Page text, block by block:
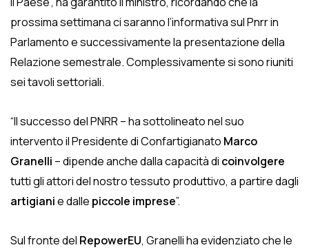
prossima settimana ci saranno l’informativa sul Pnrr in
Parlamento e successivamente la presentazione della
Relazione semestrale. Complessivamente si sono riuniti
sei tavoli settoriali.
“Il successo del PNRR – ha sottolineato nel suo
intervento il Presidente di Confartigianato Marco
Granelli – dipende anche dalla capacità di coinvolgere
tutti gli attori del nostro tessuto produttivo, a partire dagli
artigianie dalle piccole imprese”.
Sul fronte del RepowerEU, Granelli ha evidenziato che le